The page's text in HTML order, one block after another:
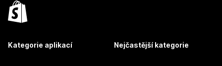
Kategorie aplikací Nejčastější kategorie